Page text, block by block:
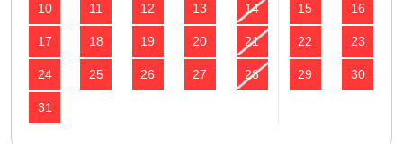
10 11 12 13 14 15 16
17 18 19 20 21 22 23
24 25 26 27 28 29 30
31